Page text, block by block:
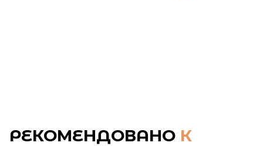
РЕКОМЕНДОВАНО К